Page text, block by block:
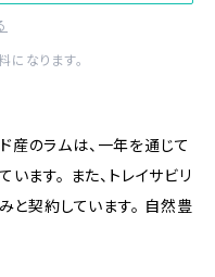
なります。
のラムは、一年を通じて
ます。 また、トレイサビリ
と契約しています。 自然豊